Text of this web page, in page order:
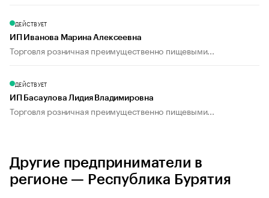
ДЕЙСТВУЕТ
ИП Иванова Марина Алексеевна
Торговля розничная преимущественно пищевыми...
ДЕЙСТВУЕТ
ИП Басаулова Лидия Владимировна
Торговля розничная преимущественно пищевыми...
Другие предприниматели в
регионе — Республика Бурятия